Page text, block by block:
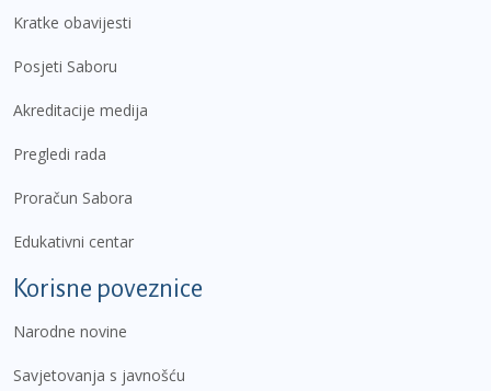
Kratke obavijesti
Posjeti Saboru
Akreditacije medija
Pregledi rada
Proračun Sabora
Edukativni centar
Korisne poveznice
Narodne novine
Savjetovanja s javnošću